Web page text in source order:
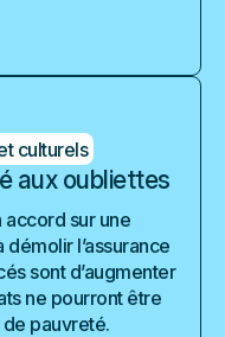
culturels
aux oubliettes
accord sur une
l’assurance
sont d’augmenter
ne pourront être
pauvreté.